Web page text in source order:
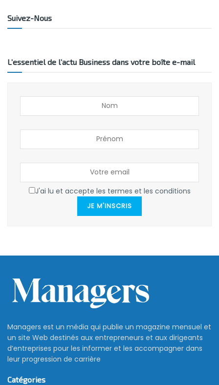
Suivez-Nous
L’essentiel de l’actu Business dans votre boîte e-mail
J'ai lu et accepte les termes et les conditions
JE M'INSCRIS
Managers est un média qui publie un magazine mensuel et
un site Web destinés aux entrepreneurs et aux dirigeants
d’entreprises pour les informer et les accompagner dans
leur progression de carrière
Catégories